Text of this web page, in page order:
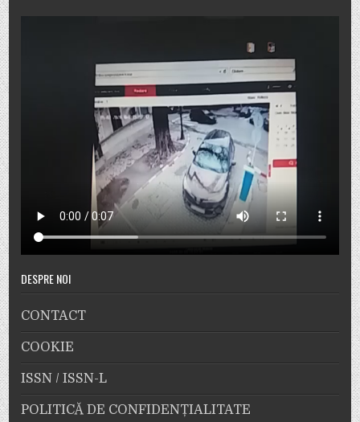
DESPRE NOI
CONTACT
COOKIE
ISSN / ISSN-L
POLITICĂ DE CONFIDENȚIALITATE